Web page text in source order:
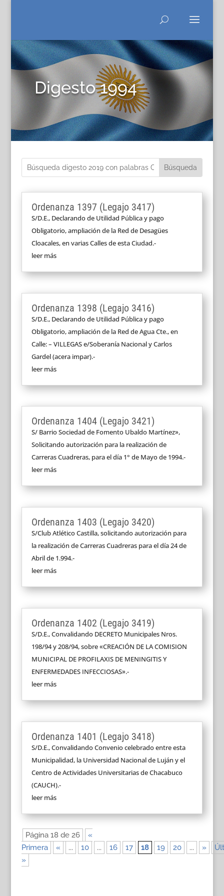
Digesto 1994
Ordenanza 1397 (Legajo 3417)
S/D.E., Declarando de Utilidad Pública y pago
Obligatorio, ampliación de la Red de Desagües
Cloacales, en varias Calles de esta Ciudad.-
leer más
Ordenanza 1398 (Legajo 3416)
S/D.E., Declarando de Utilidad Pública y pago
Obligatorio, ampliación de la Red de Agua Cte., en
Calle: – VILLEGAS e/Soberanía Nacional y Carlos
Gardel (acera impar).-
leer más
Ordenanza 1404 (Legajo 3421)
S/ Barrio Sociedad de Fomento Ubaldo Martínez»,
Solicitando autorización para la realización de
Carreras Cuadreras, para el día 1° de Mayo de 1994.-
leer más
Ordenanza 1403 (Legajo 3420)
S/Club Atlético Castilla, solicitando autorización para
la realización de Carreras Cuadreras para el día 24 de
Abril de 1.994.-
leer más
Ordenanza 1402 (Legajo 3419)
S/D.E., Convalidando DECRETO Municipales Nros.
198/94 y 208/94, sobre «CREACIÓN DE LA COMISION
MUNICIPAL DE PROFILAXIS DE MENINGITIS Y
ENFERMEDADES INFECCIOSAS».-
leer más
Ordenanza 1401 (Legajo 3418)
S/D.E., Convalidando Convenio celebrado entre esta
Municipalidad, la Universidad Nacional de Luján y el
Centro de Actividades Universitarias de Chacabuco
(CAUCH).-
leer más
Página 18 de 26
«
Primera
« ... 10 ... 16 17 18 19 20 ... »
»